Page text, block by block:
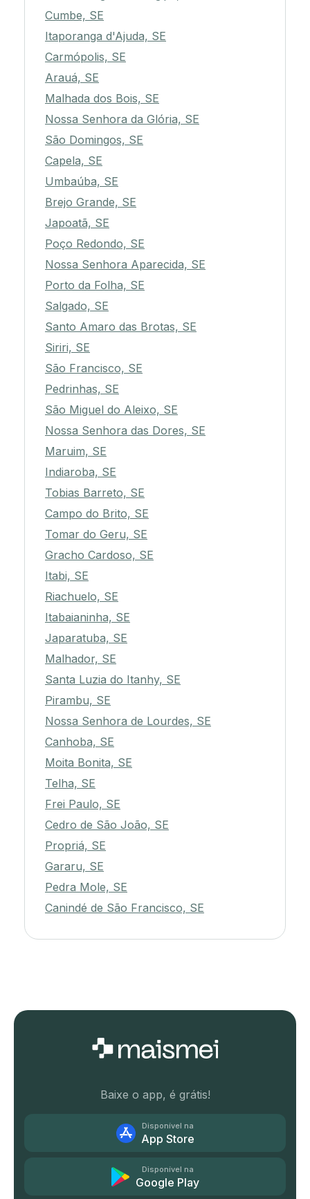
Cumbe, SE
Itaporanga d'Ajuda, SE
Carmópolis, SE
Arauá, SE
Malhada dos Bois, SE
Nossa Senhora da Glória, SE
São Domingos, SE
Capela, SE
Umbaúba, SE
Brejo Grande, SE
Japoatã, SE
Poço Redondo, SE
Nossa Senhora Aparecida, SE
Porto da Folha, SE
Salgado, SE
Santo Amaro das Brotas, SE
Siriri, SE
São Francisco, SE
Pedrinhas, SE
São Miguel do Aleixo, SE
Nossa Senhora das Dores, SE
Maruim, SE
Indiaroba, SE
Tobias Barreto, SE
Campo do Brito, SE
Tomar do Geru, SE
Gracho Cardoso, SE
Itabi, SE
Riachuelo, SE
Itabaianinha, SE
Japaratuba, SE
Malhador, SE
Santa Luzia do Itanhy, SE
Pirambu, SE
Nossa Senhora de Lourdes, SE
Canhoba, SE
Moita Bonita, SE
Telha, SE
Frei Paulo, SE
Cedro de São João, SE
Propriá, SE
Gararu, SE
Pedra Mole, SE
Canindé de São Francisco, SE
Baixe o app, é grátis!
Disponível na
App Store
Disponível na
Google Play